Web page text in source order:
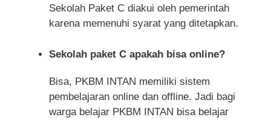
Sekolah Paket C diakui oleh pemerintah
karena memenuhi syarat yang ditetapkan.
Sekolah paket C apakah bisa online?
Bisa, PKBM INTAN memiliki sistem
pembelajaran online dan offline. Jadi bagi
warga belajar PKBM INTAN bisa belajar